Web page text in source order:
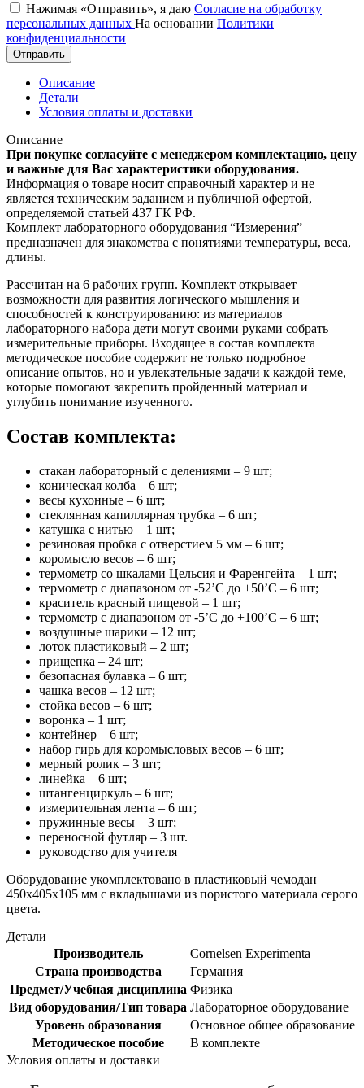
Нажимая «Отправить», я даю Согласие на обработку
персональных данных На основании Политики
конфиденциальности
Отправить
Описание
Детали
Условия оплаты и доставки
Описание
При покупке согласуйте с менеджером комплектацию, цену
и важные для Вас характеристики оборудования.
Информация о товаре носит справочный характер и не
является техническим заданием и публичной офертой,
определяемой статьей 437 ГК РФ.
Комплект лабораторного оборудования “Измерения”
предназначен для знакомства с понятиями температуры, веса,
длины.
Рассчитан на 6 рабочих групп. Комплект открывает
возможности для развития логического мышления и
способностей к конструированию: из материалов
лабораторного набора дети могут своими руками собрать
измерительные приборы. Входящее в состав комплекта
методическое пособие содержит не только подробное
описание опытов, но и увлекательные задачи к каждой теме,
которые помогают закрепить пройденный материал и
углубить понимание изученного.
Состав комплекта:
стакан лабораторный с делениями – 9 шт;
коническая колба – 6 шт;
весы кухонные – 6 шт;
стеклянная капиллярная трубка – 6 шт;
катушка с нитью – 1 шт;
резиновая пробка с отверстием 5 мм – 6 шт;
коромысло весов – 6 шт;
термометр со шкалами Цельсия и Фаренгейта – 1 шт;
термометр с диапазоном от -52’C до +50’C – 6 шт;
краситель красный пищевой – 1 шт;
термометр с диапазоном от -5’C до +100’C – 6 шт;
воздушные шарики – 12 шт;
лоток пластиковый – 2 шт;
прищепка – 24 шт;
безопасная булавка – 6 шт;
чашка весов – 12 шт;
стойка весов – 6 шт;
воронка – 1 шт;
контейнер – 6 шт;
набор гирь для коромысловых весов – 6 шт;
мерный ролик – 3 шт;
линейка – 6 шт;
штангенциркуль – 6 шт;
измерительная лента – 6 шт;
пружинные весы – 3 шт;
переносной футляр – 3 шт.
руководство для учителя
Оборудование укомплектовано в пластиковый чемодан
450x405x105 мм с вкладышами из пористого материала серого
цвета.
Детали
Производитель
Cornelsen Experimenta
Страна производства
Германия
Предмет/Учебная дисциплина Физика
Вид оборудования/Тип товара Лабораторное оборудование
Уровень образования
Основное общее образование
Методическое пособие
В комплекте
Условия оплаты и доставки